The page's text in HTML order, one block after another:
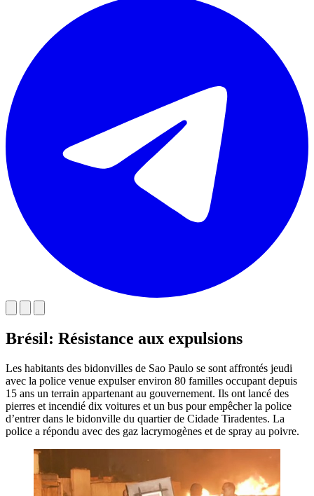
Brésil: Résistance aux expulsions
Les habitants des bidonvilles de Sao Paulo se sont affrontés jeudi
avec la police venue expulser environ 80 familles occupant depuis
15 ans un terrain appartenant au gouvernement. Ils ont lancé des
pierres et incendié dix voitures et un bus pour empêcher la police
d’entrer dans le bidonville du quartier de Cidade Tiradentes. La
police a répondu avec des gaz lacrymogènes et de spray au poivre.